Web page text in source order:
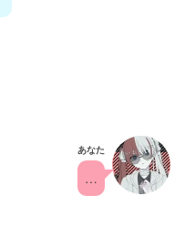
あなた
…